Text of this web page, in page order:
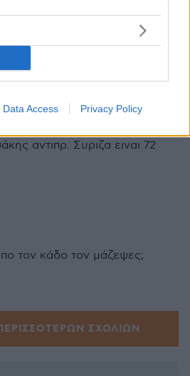
Data Access Privacy Policy
k. Panoutso? Sta ntouzenia
αντιπρ. Συριζα ειναι 72
τον κάδο τον μάζεψες;
ΣΧΟΛΙΩΝ